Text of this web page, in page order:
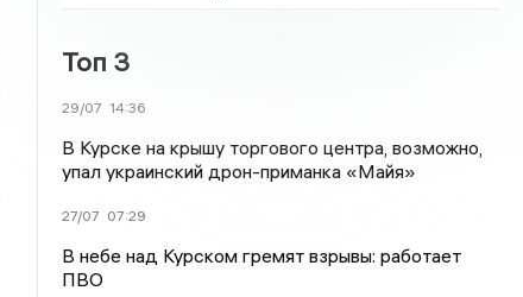
Топ 3
29/07 14:36
В Курске на крышу торгового центра, возможно,
упал украинский дрон-приманка «Майя»
27/07 07:29
В небе над Курском гремят взрывы: работает
ПВО